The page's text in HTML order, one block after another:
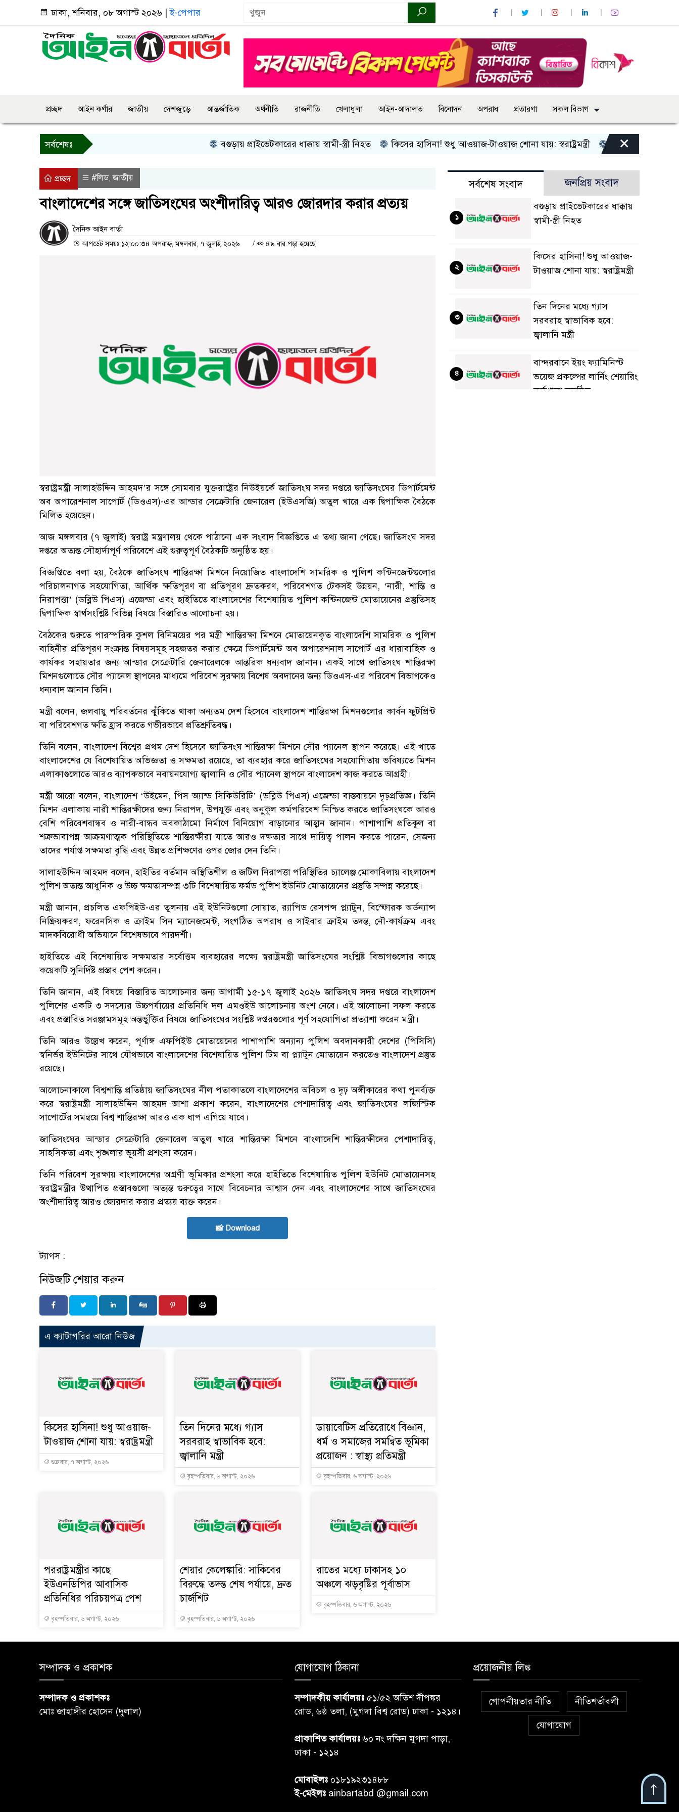
ঢাকা, শনিবার, ০৮ অগাস্ট ২০২৬ |ই-পেপার
প্রচ্ছদ আইন কর্ণার জাতীয় দেশজুড়ে আন্তর্জাতিক অর্থনীতি রাজনীতি খেলাধুলা আইন-আদালত বিনোদন অপরাধ প্রতারণা সকল বিভাগ
সর্বশেষঃ বগুড়ায় প্রাইভেটকারের ধাক্কায় স্বামী-স্ত্রী নিহত কিসের হাসিনা! শুধু আওয়াজ-টাওয়াজ শোনা যায়: স্বরাষ্ট্রমন্ত্রী তিন দিনের মধ্যে গ্যাস
×
প্রচ্ছদ #লিড,জাতীয়
বাংলাদেশের সঙ্গে জাতিসংঘের অংশীদারিত্ব আরও জোরদার করার প্রত্যয়
দৈনিক আইন বার্তা
আপডেট সময়ঃ ১২:০০:৩৪ অপরাহ্ন, মঙ্গলবার, ৭ জুলাই ২০২৬ / ৪৯ বার পড়া হয়েছে
স্বরাষ্ট্রমন্ত্রী সালাহউদ্দিন আহমদ’র সঙ্গে সোমবার যুক্তরাষ্ট্রের নিউইয়র্কে জাতিসংঘ সদর দপ্তরে জাতিসংঘের ডিপার্টমেন্ট
অব অপারেশনাল সাপোর্ট (ডিওএস)-এর আন্ডার সেক্রেটারি জেনারেল (ইউএসজি) অতুল খারে এক দ্বিপাক্ষিক বৈঠকে
মিলিত হয়েছেন।
আজ মঙ্গলবার (৭ জুলাই) স্বরাষ্ট্র মন্ত্রণালয় থেকে পাঠানো এক সংবাদ বিজ্ঞপ্তিতে এ তথ্য জানা গেছে। জাতিসংঘ সদর
দপ্তরে অত্যন্ত সৌহার্দ্যপূর্ণ পরিবেশে এই গুরুত্বপূর্ণ বৈঠকটি অনুষ্ঠিত হয়।
বিজ্ঞপ্তিতে বলা হয়, বৈঠকে জাতিসংঘ শান্তিরক্ষা মিশনে নিয়োজিত বাংলাদেশি সামরিক ও পুলিশ কন্টিনজেন্টগুলোর
পরিচালনাগত সহযোগিতা, আর্থিক ক্ষতিপূরণ বা প্রতিপূরণ দ্রুতকরণ, পরিবেশগত টেকসই উন্নয়ন, ‘নারী, শান্তি ও
নিরাপত্তা’ (ডব্লিউ পিএস) এজেন্ডা এবং হাইতিতে বাংলাদেশের বিশেষায়িত পুলিশ কন্টিনজেন্ট মোতায়েনের প্রস্তুতিসহ
দ্বিপাক্ষিক স্বার্থসংশ্লিষ্ট বিভিন্ন বিষয়ে বিস্তারিত আলোচনা হয়।
বৈঠকের শুরুতে পারস্পরিক কুশল বিনিময়ের পর মন্ত্রী শান্তিরক্ষা মিশনে মোতায়েনকৃত বাংলাদেশি সামরিক ও পুলিশ
বাহিনীর প্রতিপূরণ সংক্রান্ত বিষয়সমূহ সহজতর করার ক্ষেত্রে ডিপার্টমেন্ট অব অপারেশনাল সাপোর্ট এর ধারাবাহিক ও
কার্যকর সহায়তার জন্য আন্ডার সেক্রেটারি জেনারেলকে আন্তরিক ধন্যবাদ জানান। একই সাথে জাতিসংঘ শান্তিরক্ষা
মিশনগুলোতে সৌর প্যানেল স্থাপনের মাধ্যমে পরিবেশ সুরক্ষায় বিশেষ অবদানের জন্য ডিওএস-এর পরিবেশ বিভাগকেও
ধন্যবাদ জানান তিনি।
মন্ত্রী বলেন, জলবায়ু পরিবর্তনের ঝুঁকিতে থাকা অন্যতম দেশ হিসেবে বাংলাদেশ শান্তিরক্ষা মিশনগুলোর কার্বন ফুটপ্রিন্ট
বা পরিবেশগত ক্ষতি হ্রাস করতে গভীরভাবে প্রতিশ্রুতিবদ্ধ।
তিনি বলেন, বাংলাদেশ বিশ্বের প্রথম দেশ হিসেবে জাতিসংঘ শান্তিরক্ষা মিশনে সৌর প্যানেল স্থাপন করেছে। এই খাতে
বাংলাদেশের যে বিশেষায়িত অভিজ্ঞতা ও সক্ষমতা রয়েছে, তা ব্যবহার করে জাতিসংঘের সহযোগিতায় ভবিষ্যতে মিশন
এলাকাগুলোতে আরও ব্যাপকভাবে নবায়নযোগ্য জ্বালানি ও সৌর প্যানেল স্থাপনে বাংলাদেশ কাজ করতে আগ্রহী।
মন্ত্রী আরো বলেন, বাংলাদেশ ‘উইমেন, পিস অ্যান্ড সিকিউরিটি’ (ডব্লিউ পিএস) এজেন্ডা বাস্তবায়নে দৃঢ়প্রতিজ্ঞ। তিনি
মিশন এলাকায় নারী শান্তিরক্ষীদের জন্য নিরাপদ, উপযুক্ত এবং অনুকূল কর্মপরিবেশ নিশ্চিত করতে জাতিসংঘকে আরও
বেশি পরিবেশবান্ধব ও নারী-বান্ধব অবকাঠামো নির্মাণে বিনিয়োগ বাড়ানোর আহ্বান জানান। পাশাপাশি প্রতিকূল বা
শত্রুভাবাপন্ন আক্রমণাত্মক পরিস্থিতিতে শান্তিরক্ষীরা যাতে আরও দক্ষতার সাথে দায়িত্ব পালন করতে পারেন, সেজন্য
তাদের পর্যাপ্ত সক্ষমতা বৃদ্ধি এবং উন্নত প্রশিক্ষণের ওপর জোর দেন তিনি।
সালাহউদ্দিন আহমদ বলেন, হাইতির বর্তমান অস্থিতিশীল ও জটিল নিরাপত্তা পরিস্থিতির চ্যালেঞ্জ মোকাবিলায় বাংলাদেশ
পুলিশ অত্যন্ত আধুনিক ও উচ্চ ক্ষমতাসম্পন্ন ৩টি বিশেষায়িত ফর্মড পুলিশ ইউনিট মোতায়েনের প্রস্তুতি সম্পন্ন করেছে।
মন্ত্রী জানান, প্রচলিত এফপিইউ-এর তুলনায় এই ইউনিটগুলো সোয়াত, র‌্যাপিড রেসপন্স প্ল্যাটুন, বিস্ফোরক অর্ডন্যান্স
নিষ্ক্রিয়করণ, ফরেনসিক ও ক্রাইম সিন ম্যানেজমেন্ট, সংগঠিত অপরাধ ও সাইবার ক্রাইম তদন্ত, নৌ-কার্যক্রম এবং
মাদকবিরোধী অভিযানে বিশেষভাবে পারদর্শী।
হাইতিতে এই বিশেষায়িত সক্ষমতার সর্বোত্তম ব্যবহারের লক্ষ্যে স্বরাষ্ট্রমন্ত্রী জাতিসংঘের সংশ্লিষ্ট বিভাগগুলোর কাছে
কয়েকটি সুনির্দিষ্ট প্রস্তাব পেশ করেন।
তিনি জানান, এই বিষয়ে বিস্তারিত আলোচনার জন্য আগামী ১৫-১৭ জুলাই ২০২৬ জাতিসংঘ সদর দপ্তরে বাংলাদেশ
পুলিশের একটি ৩ সদস্যের উচ্চপর্যায়ের প্রতিনিধি দল এমওইউ আলোচনায় অংশ নেবে। এই আলোচনা সফল করতে
এবং প্রস্তাবিত সরঞ্জামসমূহ অন্তর্ভুক্তির বিষয়ে জাতিসংঘের সংশ্লিষ্ট দপ্তরগুলোর পূর্ণ সহযোগিতা প্রত্যাশা করেন মন্ত্রী।
তিনি আরও উল্লেখ করেন, পূর্ণাঙ্গ এফপিইউ মোতায়েনের পাশাপাশি অন্যান্য পুলিশ অবদানকারী দেশের (পিসিসি)
স্বনির্ভর ইউনিটের সাথে যৌথভাবে বাংলাদেশের বিশেষায়িত পুলিশ টিম বা প্ল্যাটুন মোতায়েন করতেও বাংলাদেশ প্রস্তুত
রয়েছে।
আলোচনাকালে বিশ্বশান্তি প্রতিষ্ঠায় জাতিসংঘের নীল পতাকাতলে বাংলাদেশের অবিচল ও দৃঢ় অঙ্গীকারের কথা পুনর্ব্যক্ত
করে স্বরাষ্ট্রমন্ত্রী সালাহউদ্দিন আহমদ আশা প্রকাশ করেন, বাংলাদেশের পেশাদারিত্ব এবং জাতিসংঘের লজিস্টিক
সাপোর্টের সমন্বয়ে বিশ্ব শান্তিরক্ষা আরও এক ধাপ এগিয়ে যাবে।
জাতিসংঘের আন্ডার সেক্রেটারি জেনারেল অতুল খারে শান্তিরক্ষা মিশনে বাংলাদেশি শান্তিরক্ষীদের পেশাদারিত্ব,
সাহসিকতা এবং শৃঙ্খলার ভূয়সী প্রশংসা করেন।
তিনি পরিবেশ সুরক্ষায় বাংলাদেশের অগ্রণী ভূমিকার প্রশংসা করে হাইতিতে বিশেষায়িত পুলিশ ইউনিট মোতায়েনসহ
স্বরাষ্ট্রমন্ত্রীর উত্থাপিত প্রস্তাবগুলো অত্যন্ত গুরুত্বের সাথে বিবেচনার আশ্বাস দেন এবং বাংলাদেশের সাথে জাতিসংঘের
অংশীদারিত্ব আরও জোরদার করার প্রত্যয় ব্যক্ত করেন।
📸 Download
ট্যাগস :
নিউজটি শেয়ার করুন
এ ক্যাটাগরির আরো নিউজ
কিসের হাসিনা! শুধু আওয়াজ-
টাওয়াজ শোনা যায়: স্বরাষ্ট্রমন্ত্রী
শুক্রবার, ৭ অগাস্ট, ২০২৬
তিন দিনের মধ্যে গ্যাস
সরবরাহ স্বাভাবিক হবে:
জ্বালানি মন্ত্রী
বৃহস্পতিবার, ৬ অগাস্ট, ২০২৬
ডায়াবেটিস প্রতিরোধে বিজ্ঞান,
ধর্ম ও সমাজের সমন্বিত ভূমিকা
প্রয়োজন : স্বাস্থ্য প্রতিমন্ত্রী
বৃহস্পতিবার, ৬ অগাস্ট, ২০২৬
পররাষ্ট্রমন্ত্রীর কা‌ছে
ইউএনডিপির আবাসিক
প্রতিনিধির পরিচয়পত্র পেশ
বৃহস্পতিবার, ৬ অগাস্ট, ২০২৬
শেয়ার কেলেঙ্কারি: সাকিবের
বিরুদ্ধে তদন্ত শেষ পর্যায়ে, দ্রুত
চার্জশিট
বৃহস্পতিবার, ৬ অগাস্ট, ২০২৬
রাতের মধ্যে ঢাকাসহ ১০
অঞ্চলে ঝড়বৃষ্টির পূর্বাভাস
বৃহস্পতিবার, ৬ অগাস্ট, ২০২৬
সর্বশেষ সংবাদ জনপ্রিয় সংবাদ
বগুড়ায় প্রাইভেটকারের ধাক্কায়
স্বামী-স্ত্রী নিহত
১
কিসের হাসিনা! শুধু আওয়াজ-
টাওয়াজ শোনা যায়: স্বরাষ্ট্রমন্ত্রী
২
তিন দিনের মধ্যে গ্যাস
সরবরাহ স্বাভাবিক হবে:
জ্বালানি মন্ত্রী
৩
বান্দরবানে ইয়ং ফ্যামিনিস্ট
ভয়েজ প্রকল্পের লার্নিং শেয়ারিং
কর্মশালা অনুষ্ঠিত
৪
সম্পাদক ও প্রকাশক
সম্পাদক ও প্রকাশকঃ
মোঃ জাহাঙ্গীর হোসেন (দুলাল)
যোগাযোগ ঠিকানা
সম্পাদকীয় কার্যালয়ঃ ৫১/৫২ অতিশ দীপঙ্কর
রোড, ৬ষ্ঠ তলা, (মুগদা বিশ্ব রোড) ঢাকা - ১২১৪।
প্রাকাশিত কার্যালয়ঃ৬০ নং দক্ষিন মুগদা পাড়া,
ঢাকা - ১২১৪
মোবাইলঃ ০১৮১৯২৩১৪৮৮
ই-মেইলঃ ainbartabd @gmail.com
প্রয়োজনীয় লিঙ্ক
গোপনীয়তার নীতি নীতিশর্তাবলী
যোগাযোগ